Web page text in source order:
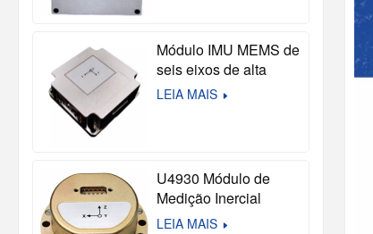
Autônomos
Módulo IMU MEMS de
seis eixos de alta
precisão U503
LEIA MAIS
U4930 Módulo de
Medição Inercial
MEMS de Alta
LEIA MAIS